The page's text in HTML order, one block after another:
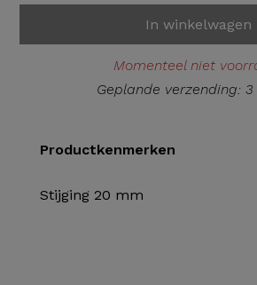
In winkelwagen
Momenteel niet
Geplande verzending:
Productkenmerken
Stijging 20 mm